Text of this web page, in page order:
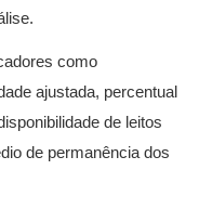
como
ajustada, percentual
de leitos
de permanência dos